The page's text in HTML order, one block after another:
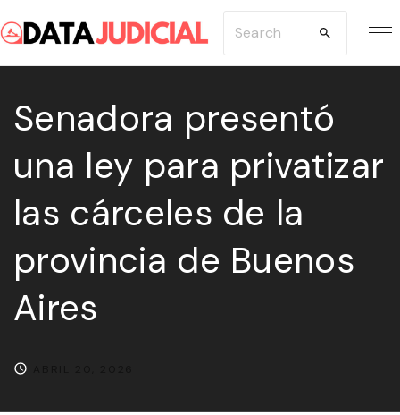
k
i
h
:
Senadora presentó
una ley para privatizar
las cárceles de la
provincia de Buenos
Aires